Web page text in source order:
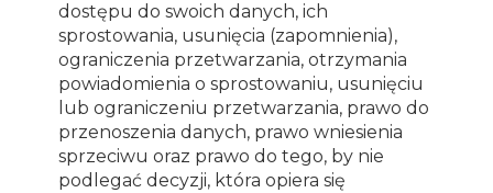
dostępu do swoich danych, ich
sprostowania, usunięcia (zapomnienia),
ograniczenia przetwarzania, otrzymania
powiadomienia o sprostowaniu, usunięciu
lub ograniczeniu przetwarzania, prawo do
przenoszenia danych, prawo wniesienia
sprzeciwu oraz prawo do tego, by nie
podlegać decyzji, która opiera się